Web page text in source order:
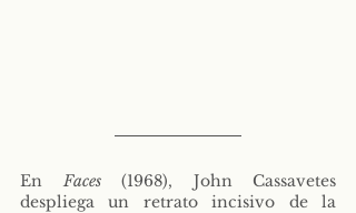
En Faces (1968), John Cassavetes
despliega un retrato incisivo de la